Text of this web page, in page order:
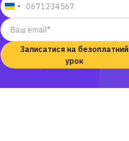
Записатися на безоплатний
урок